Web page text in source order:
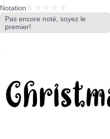
Notation
Pas encore noté, soyez le
premier!